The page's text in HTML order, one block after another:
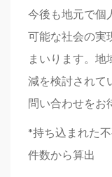
今後も地元で個
可能な社会の実
まいります。地
減を検討されて
問い合わせをお
*持ち込まれた
件数から算出